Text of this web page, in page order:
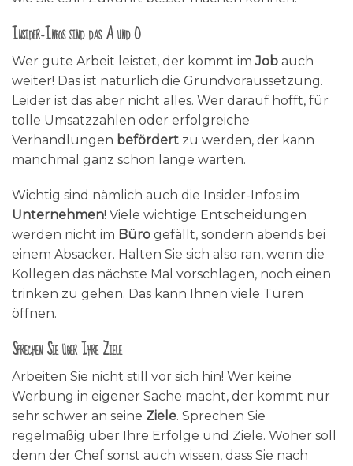
Insider-Infos sind das A und O
Wer gute Arbeit leistet, der kommt im Job auch
weiter! Das ist natürlich die Grundvoraussetzung.
Leider ist das aber nicht alles. Wer darauf hofft, für
tolle Umsatzzahlen oder erfolgreiche
Verhandlungen befördert zu werden, der kann
manchmal ganz schön lange warten.
Wichtig sind nämlich auch die Insider-Infos im
Unternehmen! Viele wichtige Entscheidungen
werden nicht im Büro gefällt, sondern abends bei
einem Absacker. Halten Sie sich also ran, wenn die
Kollegen das nächste Mal vorschlagen, noch einen
trinken zu gehen. Das kann Ihnen viele Türen
öffnen.
Sprechen Sie über Ihre Ziele
Arbeiten Sie nicht still vor sich hin! Wer keine
Werbung in eigener Sache macht, der kommt nur
sehr schwer an seine Ziele. Sprechen Sie
regelmäßig über Ihre Erfolge und Ziele. Woher soll
denn der Chef sonst auch wissen, dass Sie nach